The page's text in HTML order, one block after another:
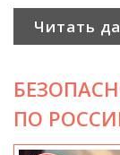
отдыха.
Читать
ПО